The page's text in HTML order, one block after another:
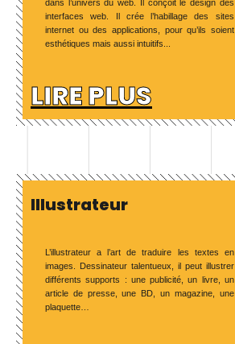
dans l’univers du web. Il conçoit le design des
interfaces web. Il crée l’habillage des sites
internet ou des applications, pour qu’ils soient
esthétiques mais aussi intuitifs...
LIRE PLUS
Illustrateur
L’illustrateur a l’art de traduire les textes en
images. Dessinateur talentueux, il peut illustrer
différents supports : une publicité, un livre, un
article de presse, une BD, un magazine, une
plaquette…